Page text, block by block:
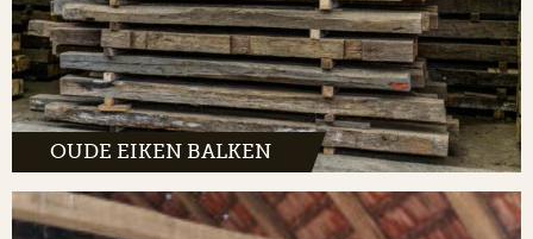
OUDE EIKEN BALKEN